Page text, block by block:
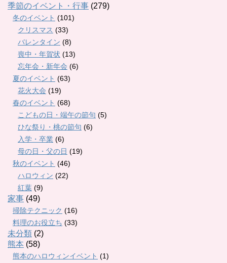
季節のイベント・行事 (279)
冬のイベント (101)
クリスマス (33)
バレンタイン (8)
喪中・年賀状 (13)
忘年会・新年会 (6)
夏のイベント (63)
花火大会 (19)
春のイベント (68)
こどもの日・端午の節句 (5)
ひな祭り・桃の節句 (6)
入学・卒業 (6)
母の日・父の日 (19)
秋のイベント (46)
ハロウィン (22)
紅葉 (9)
家事 (49)
掃除テクニック (16)
料理のお役立ち (33)
未分類 (2)
熊本 (58)
熊本のハロウィンイベント (1)